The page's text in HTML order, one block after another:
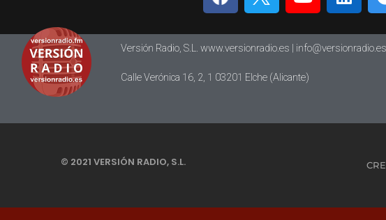
Versión Radio, S.L. www.versionradio.es | info@versionradio.es
Calle Verónica 16, 2, 1 03201 Elche (Alicante)
© 2021 VERSIÓN RADIO, S.L.